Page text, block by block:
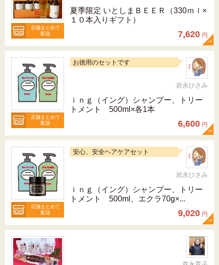
店舗まとめて
配送
夏季限定 いとしまＢＥＥＲ（330ｍｌ×
１０本入りギフト）
7,620 円
店舗まとめて
配送
お徳用のセットです
岩永ひさみ
ｉｎｇ（イング）シャンプー、トリー
トメント 500ml×各1本
6,600 円
店舗まとめて
配送
安心、安全ヘアケアセット
岩永ひさみ
ｉｎｇ（イング）シャンプー、トリー
トメント 500ml、エクラ70g×...
9,020 円